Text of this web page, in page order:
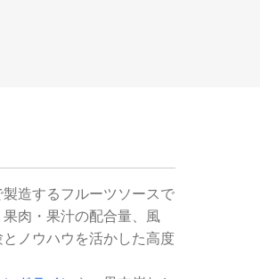
造するフルーツソースで
肉・果汁の配合量、風
ノウハウを活かした高度